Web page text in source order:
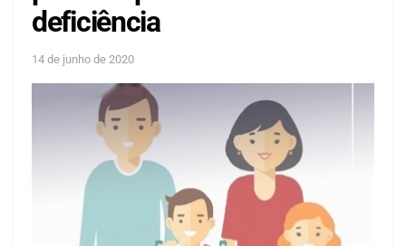
deficiência
14 de junho de 2020